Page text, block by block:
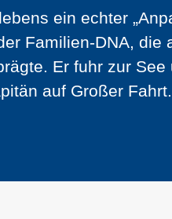
ein echter
Familien-DNA, die
Er fuhr zur See
auf Großer Fahrt.